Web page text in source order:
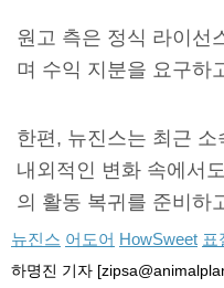
원고 측은 정식 라이선
며 수익 지분을 요구하
한편, 뉴진스는 최근
내외적인 변화 속에서
의 활동 복귀를 준비하
뉴진스 어도어 HowSweet 표
하명진 기자